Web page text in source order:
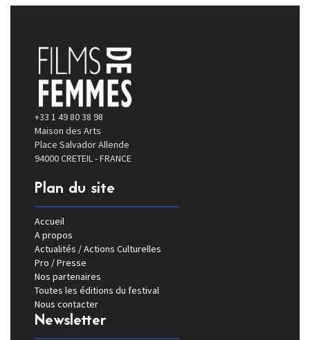
+33 1 49 80 38 98
Maison des Arts
Place Salvador Allende
94000 CRETEIL - FRANCE
Plan du site
Accueil
A propos
Actualités / Actions Culturelles
Pro / Presse
Nos partenaires
Toutes les éditions du festival
Nous contacter
Newsletter